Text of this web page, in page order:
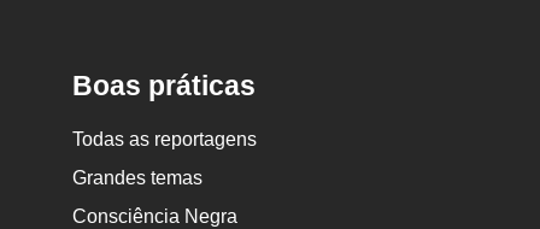
Boas práticas
Todas as reportagens
Grandes temas
Consciência Negra